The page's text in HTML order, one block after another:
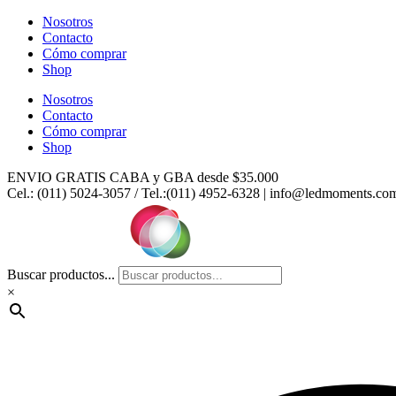
contenido
Nosotros
Contacto
Cómo comprar
Shop
Nosotros
Contacto
Cómo comprar
Shop
ENVIO GRATIS CABA y GBA desde $35.000
Cel.: (011) 5024-3057 / Tel.:(011) 4952-6328 |
Buscar productos...
×